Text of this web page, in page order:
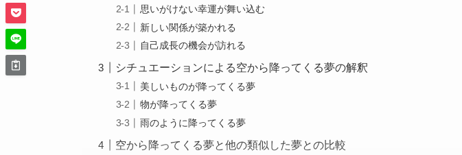
思いがけない幸運が舞い込む
新しい関係が築かれる
自己成長の機会が訪れる
シチュエーションによる空から降ってくる夢の解釈
美しいものが降ってくる夢
物が降ってくる夢
雨のように降ってくる夢
空から降ってくる夢と他の類似した夢との比較